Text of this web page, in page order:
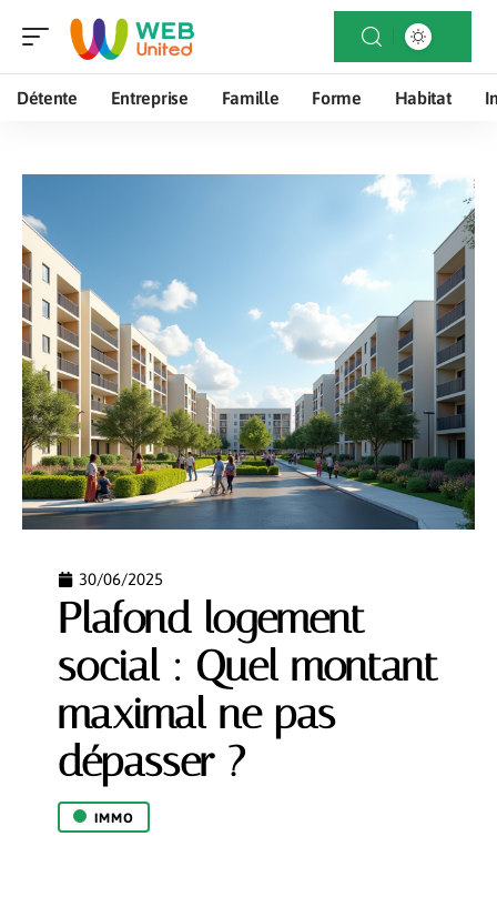
Détente Entreprise Famille Forme Habitat
30/06/2025
Plafond logement
social : Quel montant
maximal ne pas
dépasser ?
IMMO